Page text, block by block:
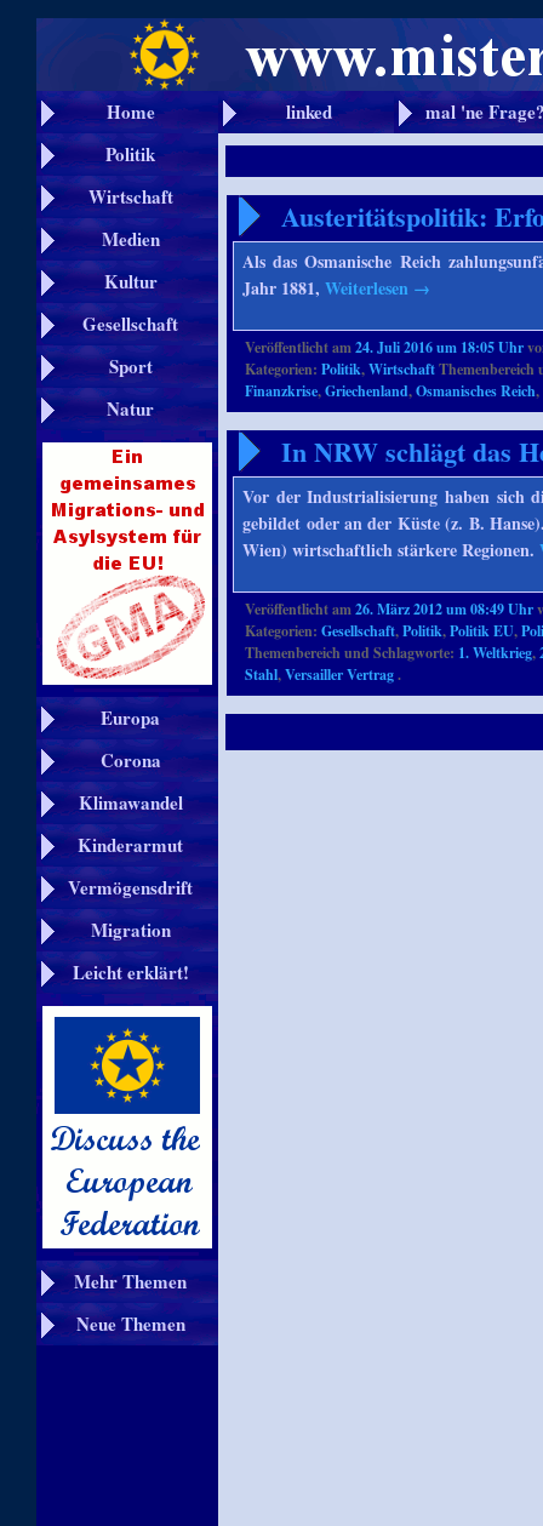
Home linked
mal 'ne
Politik
Wirtschaft
Medien
Kultur
Gesellschaft
Sport
Natur
Europa
Corona
Klimawandel
Kinderarmut
Vermögensdrift
Migration
Leicht erklärt!
Mehr Themen
Neue Themen
Austeritätspolitik:
Als das Osmanische Reich
Jahr 1881,Weiterlesen →
Veröffentlicht am24. Juli 2016 um 18:05 Uhr
Kategorien:Politik,Wirtschaft
Finanzkrise,Griechenland,Osmanisches Reich,
In NRW schlägt das
Vor der Industrialisierung haben sich
gebildet oder an der Küste (z. B.
Wien) wirtschaftlich stärkere Regionen.
Veröffentlicht am26. März 2012 um 08:49 Uhr
Kategorien:Gesellschaft,Politik,Politik EU,
Themenbereich und Schlagworte: 1. Weltkrieg,
Stahl,Versailler Vertrag.